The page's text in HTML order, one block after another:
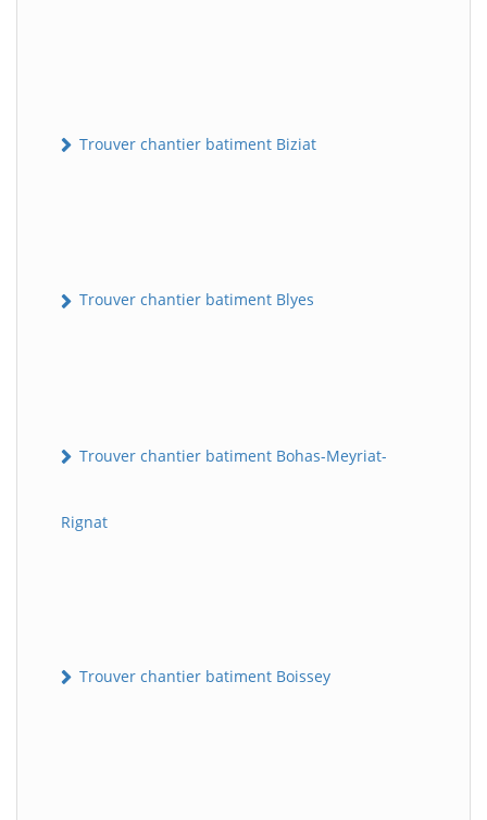
Trouver chantier batiment Biziat
Trouver chantier batiment Blyes
Trouver chantier batiment Bohas-Meyriat-
Rignat
Trouver chantier batiment Boissey